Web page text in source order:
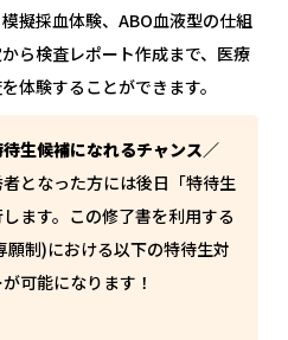
擬採血体験、ABO血液型の仕組
ら検査レポート作成まで、医療
体験することができます。
生候補になれるチャンス／
となった方には後日「特待生
ます。この修了書を利用する
願制)における以下の特待生対
可能になります！